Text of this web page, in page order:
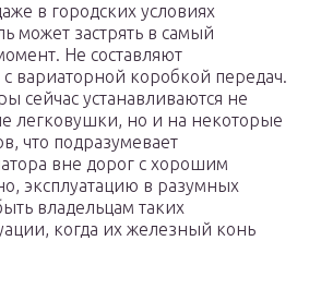
в городских условиях
может застрять в самый
Не составляют
вариаторной коробкой передач.
сейчас устанавливаются не
легковушки, но и на некоторые
что подразумевает
вне дорог с хорошим
эксплуатацию в разумных
владельцам таких
когда их железный конь